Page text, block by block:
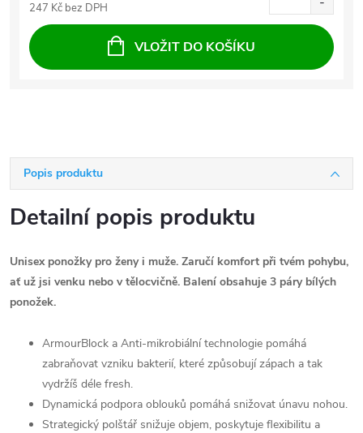
247 Kč bez DPH
VLOŽIT DO KOŠÍKU
Popis produktu
Detailní popis produktu
Unisex ponožky pro ženy i muže. Zaručí komfort při tvém pohybu,
ať už jsi venku nebo v tělocvičně. Balení obsahuje 3 páry bílých
ponožek.
ArmourBlock a Anti-mikrobiální technologie pomáhá
zabraňovat vzniku bakterií, které způsobují zápach a tak
vydržíš déle fresh.
Dynamická podpora oblouků pomáhá snižovat únavu nohou.
Strategický polštář snižuje objem, poskytuje flexibilitu a